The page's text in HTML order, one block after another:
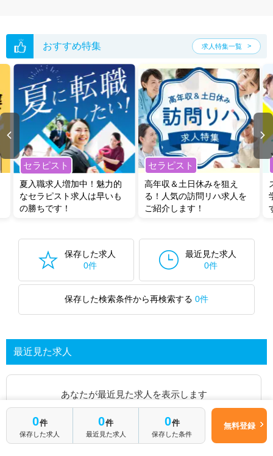
おすすめ特集 求人特集一覧
セラピスト
夏入職求人増加中！魅力的
なセラピスト求人は早いも
の勝ちです！
セラピスト
高年収＆土日休みを狙え
る！人気の訪問リハ求人を
ご紹介します！
保存した求人
0件
最近見た求人
0件
保存した検索条件から再検索する 0件
最近見た求人
あなたが最近見た求人を表示します
求人を探してみる
0件
保存した求人
0件
最近見た求人
0件
保存した条件
無料登録